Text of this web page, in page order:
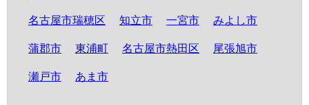
名古屋市瑞穂区 知立市 一宮市 みよし市
蒲郡市 東浦町 名古屋市熱田区 尾張旭市
瀬戸市 あま市